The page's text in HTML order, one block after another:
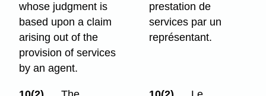
whose judgment is
based upon a claim
arising out of the
provision of services
by an agent.
prestation de
services par un
représentant.